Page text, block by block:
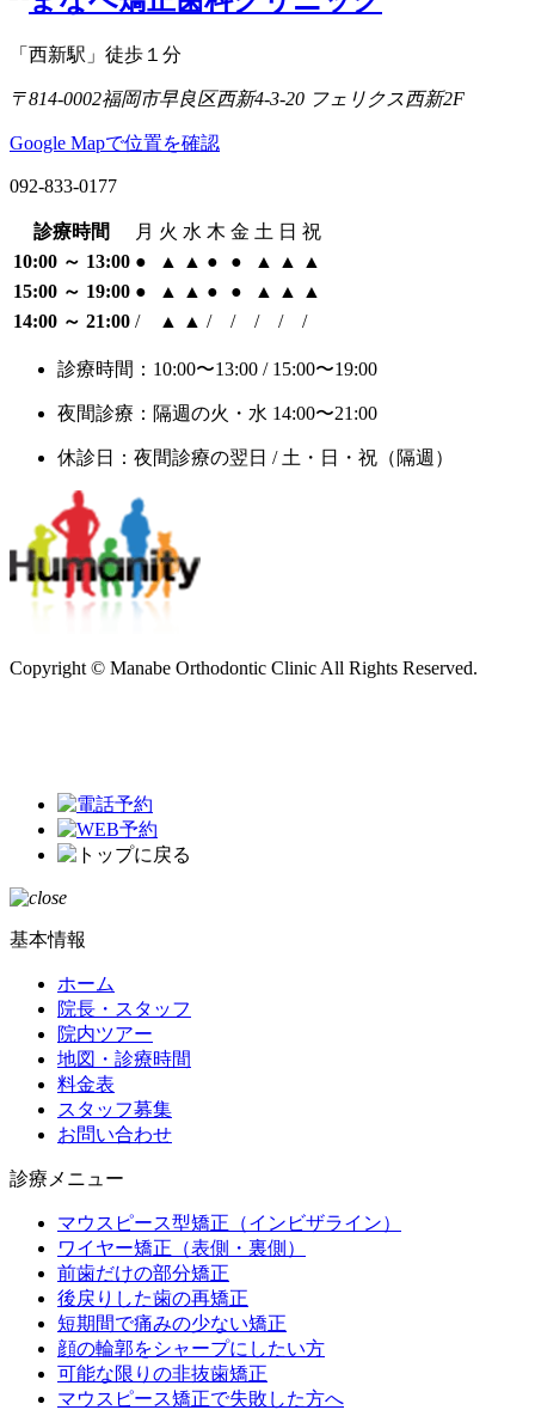
「西新駅」徒歩１分
〒814-0002福岡市早良区西新4-3-20 フェリクス西新2F
Google Mapで位置を確認
092-833-0177
診療時間 月 火 水 木 金 土 日 祝
10:00 ～ 13:00 ● ▲ ▲ ● ● ▲ ▲
▲
15:00 ～ 19:00 ● ▲ ▲ ● ● ▲ ▲
▲
14:00 ～ 21:00 / ▲ ▲ / / / / /
診療時間：10:00〜13:00 / 15:00〜19:00
夜間診療：隔週の火・水 14:00〜21:00
休診日：夜間診療の翌日 / 土・日・祝（隔週）
Copyright © Manabe Orthodontic Clinic All Rights Reserved.
基本情報
ホーム
院長・スタッフ
院内ツアー
地図・診療時間
料金表
スタッフ募集
お問い合わせ
診療メニュー
マウスピース型矯正（インビザライン）
ワイヤー矯正（表側・裏側）
前歯だけの部分矯正
後戻りした歯の再矯正
短期間で痛みの少ない矯正
顔の輪郭をシャープにしたい方
可能な限りの非抜歯矯正
マウスピース矯正で失敗した方へ